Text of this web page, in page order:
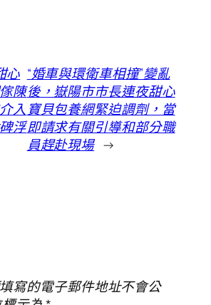
心
陳
入
浮
“婚車與環衛車相撞”變亂
後，嶽陽市市長連夜甜心
寶貝包養網緊迫調劑，當
即請求有關引導和部分職
員趕赴現場 →
寫的電子郵件地址不會公